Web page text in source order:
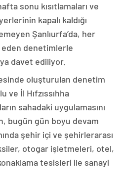
sonu kısıtlamaları ve
kapalı kaldığı
Şanlıurfa’da, her
eden denetimlerle
davet ediliyor.
oluşturulan denetim
ve İl Hıfzıssıhha
sahadaki uygulamasını
bugün gün boyu devam
şehir içi ve şehirlerarası
otogar işletmeleri, otel,
tesisleri ile sanayi